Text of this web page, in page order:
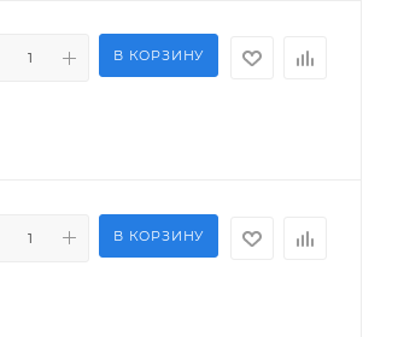
В КОРЗИНУ
В КОРЗИНУ